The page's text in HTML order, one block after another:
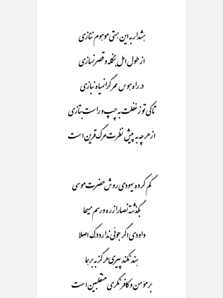
هشدار به این هستی موهوم ننازی
از طول امل بنگله و قصر نسازی
در راه هوس عمر گرانمیاه نبازی
تا کی تو زغفلت به چپ و راست بتازی
از هر چه به پیش نظرت مرگ قرین است
گم کرده یهودی روش حضرت موسی
بگذشته نصارا زره ورسم مسیحا
داودی اگر جوئی ندارد درک اصلا
هند نکند پیری هر گز به برهما
بر مؤمن و کافر نگری منقلبین است